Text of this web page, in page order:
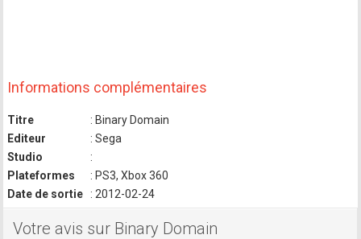
Informations complémentaires
Titre
: Binary Domain
Editeur
: Sega
Studio
:
Plateformes
: PS3, Xbox 360
Date de sortie
: 2012-02-24
Votre avis sur Binary Domain